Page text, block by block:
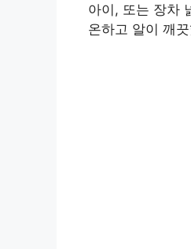
아이, 또는 장차
온하고 알이 깨